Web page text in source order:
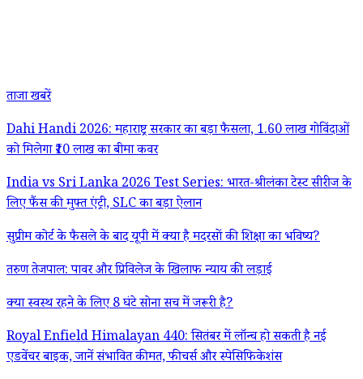
ताजा खबरें
Dahi Handi 2026: महाराष्ट्र सरकार का बड़ा फैसला, 1.60 लाख गोविंदाओं
को मिलेगा ₹10 लाख का बीमा कवर
India vs Sri Lanka 2026 Test Series: भारत-श्रीलंका टेस्ट सीरीज के
लिए फैंस की मुफ्त एंट्री, SLC का बड़ा ऐलान
सुप्रीम कोर्ट के फैसले के बाद यूपी में क्या है मदरसों की शिक्षा का भविष्य?
तरुण तेजपाल: पावर और प्रिविलेज के खिलाफ न्याय की लड़ाई
क्या स्वस्थ रहने के लिए 8 घंटे सोना सच में जरूरी है?
Royal Enfield Himalayan 440: सितंबर में लॉन्च हो सकती है नई
एडवेंचर बाइक, जानें संभावित कीमत, फीचर्स और स्पेसिफिकेशंस